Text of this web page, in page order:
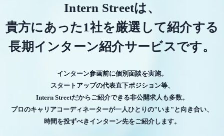
Intern Streetは、
貴方にあった1社を厳選して紹介する
長期インターン紹介サービスです。
インターン参画前に個別面談を実施。
スタートアップの代表直下ポジション等、
Intern Streetだからご紹介できる非公開求人も多数。
プロのキャリアコーディネーターが一人ひとりの"いま"と向き合い、
時間を投ずべきインターン先をご紹介します。